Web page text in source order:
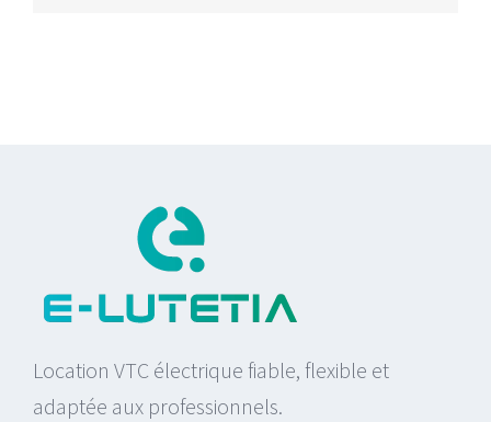
Location VTC électrique fiable, flexible et
adaptée aux professionnels.